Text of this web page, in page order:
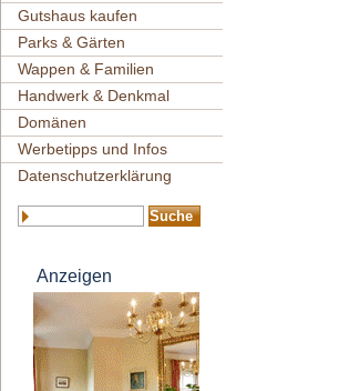
Gutshaus kaufen
Parks & Gärten
Wappen & Familien
Handwerk & Denkmal
Domänen
Werbetipps und Infos
Datenschutzerklärung
Anzeigen